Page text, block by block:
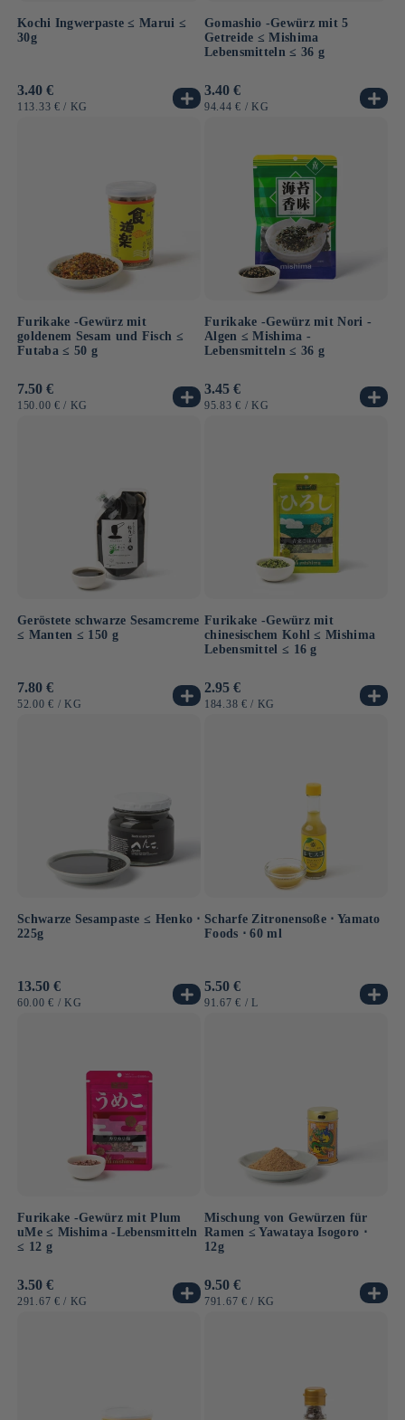
Kochi Ingwerpaste ≤ Marui ≤
30g
Normaler
Preis
3.40 €
GRUNDPREIS
113.33 € / PRO
KG
Gomashio -Gewürz mit 5
Getreide ≤ Mishima
Lebensmitteln ≤ 36 g
Normaler
Preis
3.40 €
GRUNDPREIS
94.44 € / PRO
KG
Furikake -Gewürz mit
goldenem Sesam und Fisch ≤
Futaba ≤ 50 g
Normaler
Preis
7.50 €
GRUNDPREIS
150.00 € / PRO
KG
Furikake -Gewürz mit Nori -
Algen ≤ Mishima -
Lebensmitteln ≤ 36 g
Normaler
Preis
3.45 €
GRUNDPREIS
95.83 € / PRO
KG
Geröstete schwarze Sesamcreme
≤ Manten ≤ 150 g
Normaler
Preis
7.80 €
GRUNDPREIS
52.00 € / PRO
KG
Furikake -Gewürz mit
chinesischem Kohl ≤ Mishima
Lebensmittel ≤ 16 g
Normaler
Preis
2.95 €
GRUNDPREIS
184.38 € / PRO
KG
Schwarze Sesampaste ≤ Henko ⋅
225g
Normaler
Preis
13.50 €
GRUNDPREIS
60.00 € / PRO
KG
Scharfe Zitronensoße ⋅ Yamato
Foods ⋅ 60 ml
Normaler
Preis
5.50 €
GRUNDPREIS
91.67 € / PRO
L
Furikake -Gewürz mit Plum
uMe ≤ Mishima -Lebensmitteln
≤ 12 g
Normaler
Preis
3.50 €
GRUNDPREIS
291.67 € / PRO
KG
Mischung von Gewürzen für
Ramen ≤ Yawataya Isogoro ⋅
12g
Normaler
Preis
9.50 €
GRUNDPREIS
791.67 € / PRO
KG